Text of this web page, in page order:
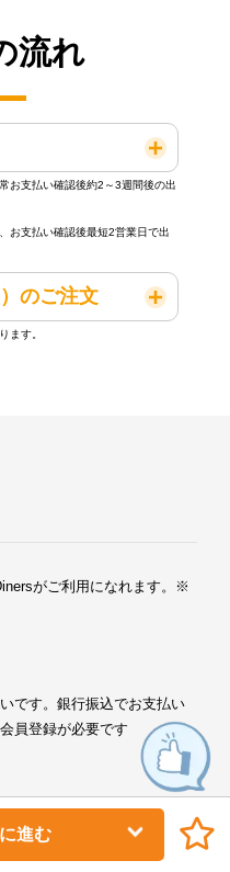
進む
流れ
お支払い確認後約2～3週間後の出
お支払い確認後最短2営業日で出
のご注文
ます。
がご利用になれます。※
です。銀行振込でお支払い
員登録が必要です
リーマート、ミニストッ